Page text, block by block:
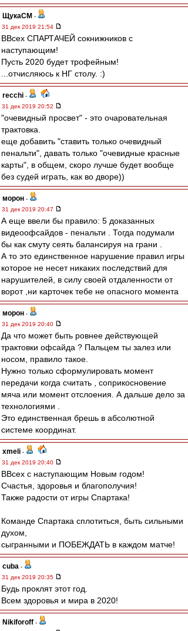
ЩукаСМ -
31 дек 2019 21:54
ВВсех СПАРТАЧЕЙ сокнижников с
наступающим!
Пусть 2020 будет трофейным!
...отчисляюсь к НГ столу. :)
recchi -
31 дек 2019 20:52
"очевидный просвет" - это очаровательная
трактовка.
еще добавить "ставить только очевидный
пенальти", давать только "очевидные красные
карты", в общем, скоро лучше будет вообще
без судей играть, как во дворе))
морон -
31 дек 2019 20:47
А еще ввели бы правило: 5 доказанных
видеоофсайдов - пенальти . Тогда подумали
бы как смуту сеять балансируя на грани .
А то это единственное нарушение правил игры
которое не несет никаких последствий для
нарушителей, в силу своей отдаленности от
ворот ,ни карточек тебе не опасного момента
морон -
31 дек 2019 20:40
Да что может быть ровнее действующей
трактовки офсайда ? Пальцем ты залез или
носом, правило такое.
Нужно только сформулировать момент
передачи когда считать , соприкосновение
мяча или момент отслоения. А дальше дело за
технологиями .
Это единственная брешь в абсолютной
системе координат.
xmeli -
31 дек 2019 20:40
ВВсех с наступающим Новым годом!
Счастья, здоровья и благополучия!
Также радости от игры Спартака!
Команде Спартака сплотиться, быть сильными
духом,
сыгранными и ПОБЕЖДАТЬ в каждом матче!
cuba -
31 дек 2019 20:35
Будь проклят этот год.
Всем здоровья и мира в 2020!
Nikiforoff -